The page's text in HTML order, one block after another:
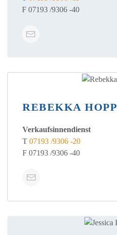
F 07193 /9306 -40
REBEKKA HOPP
Verkaufsinnendienst
T 07193 /9306 -20
F 07193 /9306 -40